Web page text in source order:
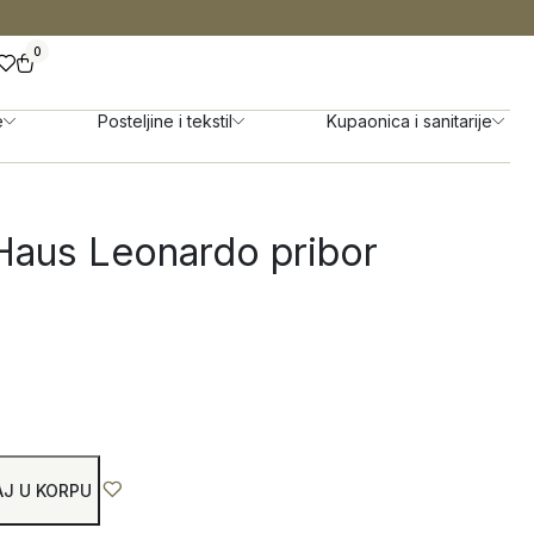
0
Posteljine i tekstil Kupaonica i sanitarije
Leonardo pribor
U KORPU